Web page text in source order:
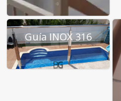
Guía INOX 316